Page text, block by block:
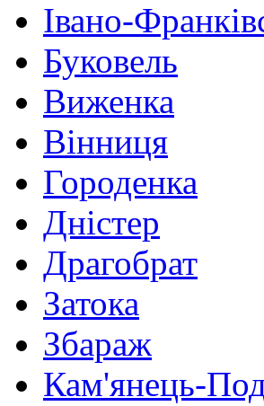
Івано-
Буковель
Виженка
Вінниця
Городенка
Дністер
Драгобрат
Затока
Збараж
Кам'янець-